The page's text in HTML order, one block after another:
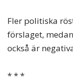
Fler politiska
förslaget,
också är
* * *